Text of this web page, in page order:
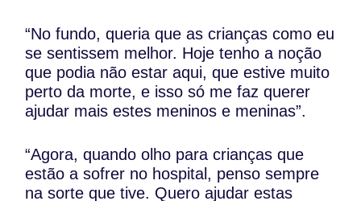
“No fundo, queria que as crianças como eu
se sentissem melhor. Hoje tenho a noção
que podia não estar aqui, que estive muito
perto da morte, e isso só me faz querer
ajudar mais estes meninos e meninas”.
“Agora, quando olho para crianças que
estão a sofrer no hospital, penso sempre
na sorte que tive. Quero ajudar estas